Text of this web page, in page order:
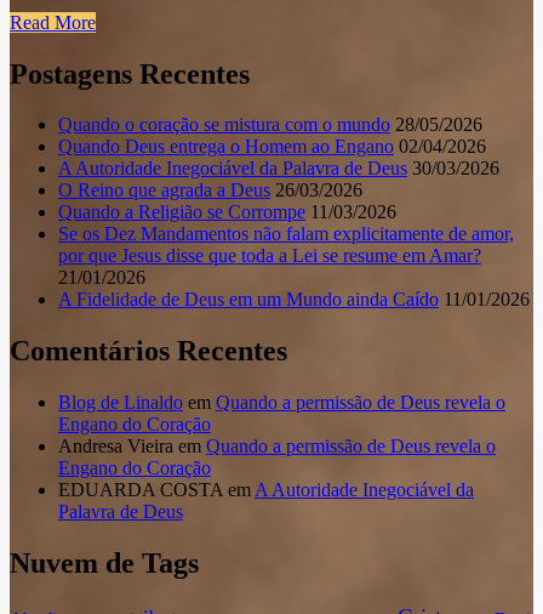
Read More
Postagens Recentes
Quando o coração se mistura com o mundo 28/05/2026
Quando Deus entrega o Homem ao Engano 02/04/2026
A Autoridade Inegociável da Palavra de Deus 30/03/2026
O Reino que agrada a Deus 26/03/2026
Quando a Religião se Corrompe 11/03/2026
Se os Dez Mandamentos não falam explicitamente de amor,
por que Jesus disse que toda a Lei se resume em Amar?
21/01/2026
A Fidelidade de Deus em um Mundo ainda Caído 11/01/2026
Comentários Recentes
Blog de Linaldo em Quando a permissão de Deus revela o
Engano do Coração
Andresa Vieira em Quando a permissão de Deus revela o
Engano do Coração
EDUARDA COSTA em A Autoridade Inegociável da
Palavra de Deus
Nuvem de Tags